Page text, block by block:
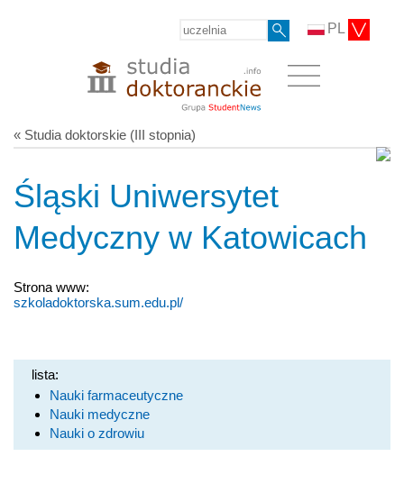
PL
« Studia doktorskie (III stopnia)
Śląski Uniwersytet
Medyczny w Katowicach
Strona www:
szkoladoktorska.sum.edu.pl/
lista:
Nauki farmaceutyczne
Nauki medyczne
Nauki o zdrowiu